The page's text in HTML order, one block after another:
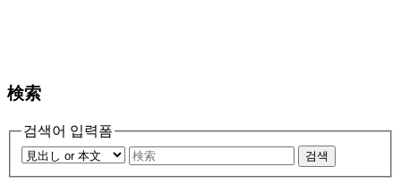
検索
검색어 입력폼
검색